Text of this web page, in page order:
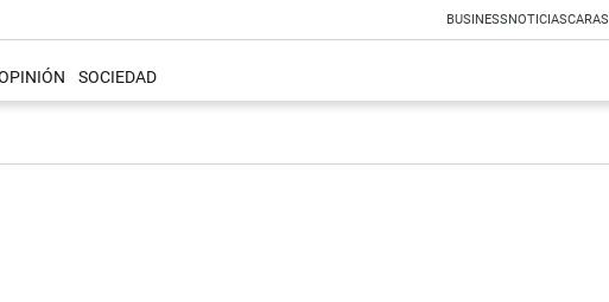
BUSINESSNOTICIASCARAS
SOCIEDAD